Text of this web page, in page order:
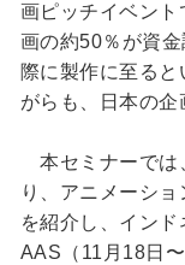
画ピッチイベン
画の約50％が資
際に製作に至る
がらも、日本の企
本セミナーでは
り、アニメーシ
を紹介し、イン
AAS（11月18日